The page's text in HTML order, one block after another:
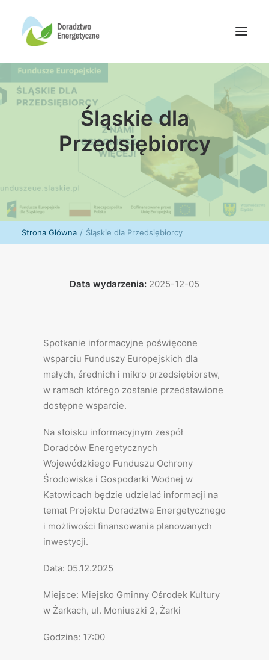
Oferta doradców
Wydarzenia
Oferta finansowania
Media
Kontakt
Śląskie dla
Przedsiębiorcy
Strona Główna Śląskie dla Przedsiębiorcy
Data wydarzenia: 2025-12-05
Spotkanie informacyjne poświęcone
wsparciu Funduszy Europejskich dla
małych, średnich i mikro przedsiębiorstw,
w ramach którego zostanie przedstawione
dostępne wsparcie.
Na stoisku informacyjnym zespół
Doradców Energetycznych
Wojewódzkiego Funduszu Ochrony
Środowiska i Gospodarki Wodnej w
Katowicach będzie udzielać informacji na
temat Projektu Doradztwa Energetycznego
i możliwości finansowania planowanych
inwestycji.
Data: 05.12.2025
Miejsce: Miejsko Gminny Ośrodek Kultury
w Żarkach, ul. Moniuszki 2, Żarki
Godzina: 17:00